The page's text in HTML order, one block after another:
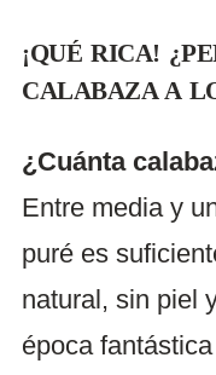
¡QUÉ RICA!
CALABAZA A
¿Cuánta
Entre media y
puré es
natural, sin piel
época